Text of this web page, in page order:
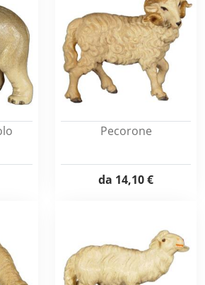
Pecorone
da 14,10 €